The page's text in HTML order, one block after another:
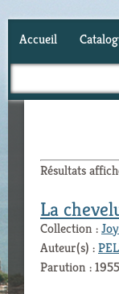
Accueil
Résultats
La
Collection :
Auteur(s) :
Parution : 1955